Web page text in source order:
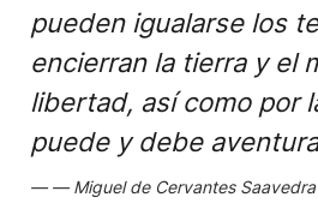
pueden igualarse los
encierran la tierra y el
libertad, así como por
puede y debe
Miguel de Cervantes Saavedra